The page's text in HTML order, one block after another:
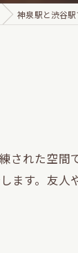
神泉駅と渋谷
された空間
ます。友人